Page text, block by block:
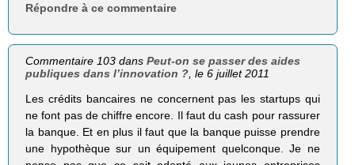
Répondre à ce commentaire
Commentaire 103 dansPeut-on se passer des aides
publiques dans l’innovation ? , le 6 juillet 2011
Les crédits bancaires ne concernent pas les startups qui
ne font pas de chiffre encore. Il faut du cash pour rassurer
la banque. Et en plus il faut que la banque puisse prendre
une hypothèque sur un équipement quelconque. Je ne